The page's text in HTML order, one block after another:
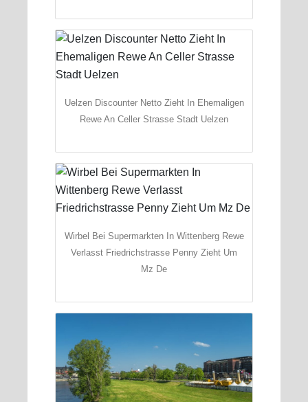
Uelzen Discounter Netto Zieht In Ehemaligen
Rewe An Celler Strasse Stadt Uelzen
Wirbel Bei Supermarkten In Wittenberg Rewe
Verlasst Friedrichstrasse Penny Zieht Um
Mz De